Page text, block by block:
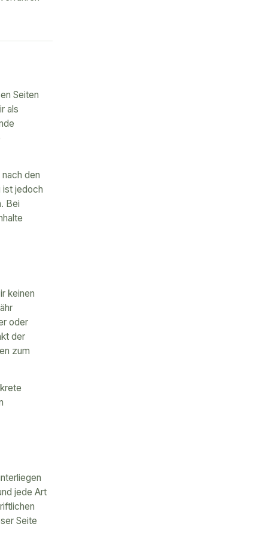
Seiten
als
den
ist jedoch
Bei
keinen
oder
der
zum
jede Art
Seite